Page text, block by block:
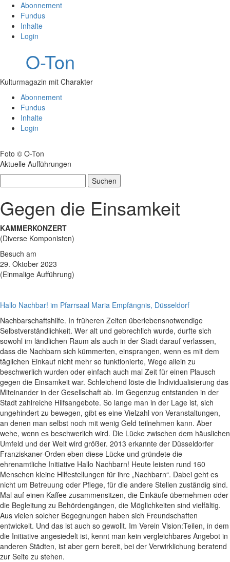
Abonnement
Fundus
Inhalte
Login
O-Ton
Kulturmagazin mit Charakter
Abonnement
Fundus
Inhalte
Login
Foto © O-Ton
Aktuelle Aufführungen
nach:
Gegen die Einsamkeit
KAMMERKONZERT
(Diverse Komponisten)
Besuch am
29. Oktober 2023
(Einmalige Aufführung)
Hallo Nachbar! im Pfarrsaal Maria Empfängnis, Düsseldorf
Nachbarschaftshilfe. In früheren Zeiten überlebensnotwendige
Selbstverständlichkeit. Wer alt und gebrechlich wurde, durfte sich
sowohl im ländlichen Raum als auch in der Stadt darauf verlassen,
dass die Nachbarn sich kümmerten, einsprangen, wenn es mit dem
täglichen Einkauf nicht mehr so funktionierte, Wege allein zu
beschwerlich wurden oder einfach auch mal Zeit für einen Plausch
gegen die Einsamkeit war. Schleichend löste die Individualisierung das
Miteinander in der Gesellschaft ab. Im Gegenzug entstanden in der
Stadt zahlreiche Hilfsangebote. So lange man in der Lage ist, sich
ungehindert zu bewegen, gibt es eine Vielzahl von Veranstaltungen,
an denen man selbst noch mit wenig Geld teilnehmen kann. Aber
wehe, wenn es beschwerlich wird. Die Lücke zwischen dem häuslichen
Umfeld und der Welt wird größer. 2013 erkannte der Düsseldorfer
Franziskaner-Orden eben diese Lücke und gründete die
ehrenamtliche Initiative Hallo Nachbarn! Heute leisten rund 160
Menschen kleine Hilfestellungen für ihre „Nachbarn“. Dabei geht es
nicht um Betreuung oder Pflege, für die andere Stellen zuständig sind.
Mal auf einen Kaffee zusammensitzen, die Einkäufe übernehmen oder
die Begleitung zu Behördengängen, die Möglichkeiten sind vielfältig.
Aus vielen solcher Begegnungen haben sich Freundschaften
entwickelt. Und das ist auch so gewollt. Im Verein Vision:Teilen, in dem
die Initiative angesiedelt ist, kennt man kein vergleichbares Angebot in
anderen Städten, ist aber gern bereit, bei der Verwirklichung beratend
zur Seite zu stehen.